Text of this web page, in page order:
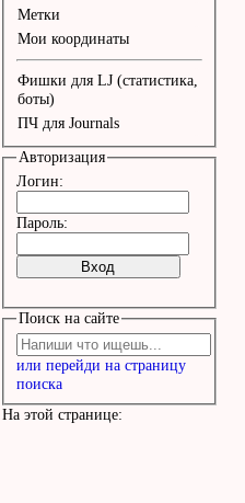
Метки
Мои координаты
Фишки для LJ (статистика,
боты)
ПЧ для Journals
Авторизация
Логин:
Пароль:
Поиск на сайте
или перейди на страницу
поиска
На этой странице: